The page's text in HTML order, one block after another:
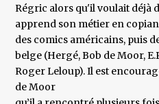
Régric alors qu'il voulait déjà
apprend son métier en
des comics américains, puis
belge (Hergé, Bob de Moor,
Roger Leloup). Il est
de Moor